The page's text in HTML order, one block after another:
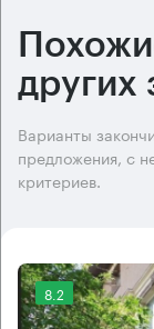
других
Варианты
предложения, с
критериев.
8.2